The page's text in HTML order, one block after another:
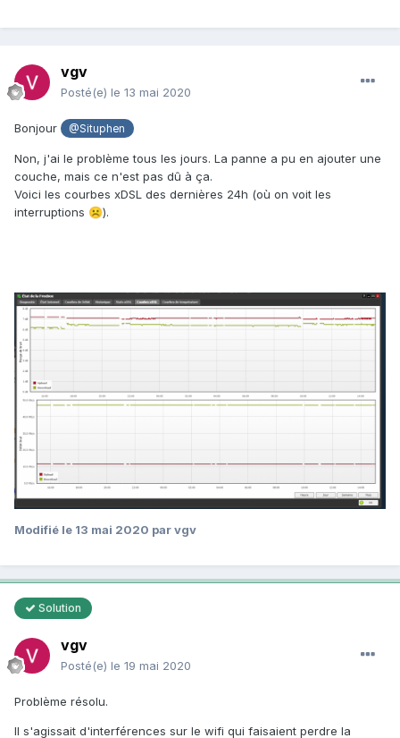
vgv
Posté(e) le 13 mai 2020
Bonjour @Situphen
Non, j'ai le problème tous les jours. La panne a pu en ajouter une
couche, mais ce n'est pas dû à ça.
Voici les courbes xDSL des dernières 24h (où on voit les
interruptions ☹️).
Modifié le 13 mai 2020 par vgv
Solution
vgv
Posté(e) le 19 mai 2020
Problème résolu.
Il s'agissait d'interférences sur le wifi qui faisaient perdre la